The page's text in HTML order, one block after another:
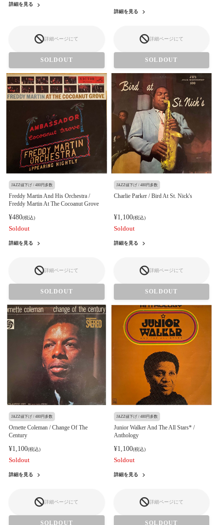
詳細を見る
詳細ページにて
SOLDOUT
詳細を見る
詳細ページにて
SOLDOUT
JAZZ値下げ / 480円多数
Freddy Martin And His Orchestra /
Freddy Martin At The Cocoanut Grove
¥480(税込)
Soldout
詳細を見る
詳細ページにて
SOLDOUT
JAZZ値下げ / 480円多数
Charlie Parker / Bird At St. Nick's
¥1,100(税込)
Soldout
詳細を見る
詳細ページにて
SOLDOUT
JAZZ値下げ / 480円多数
Ornette Coleman / Change Of The
Century
¥1,100(税込)
Soldout
詳細を見る
詳細ページにて
SOLDOUT
JAZZ値下げ / 480円多数
Junior Walker And The All Stars* /
Anthology
¥1,100(税込)
Soldout
詳細を見る
詳細ページにて
SOLDOUT